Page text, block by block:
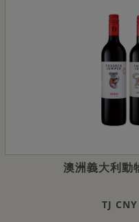
澳洲義大利動
TJ